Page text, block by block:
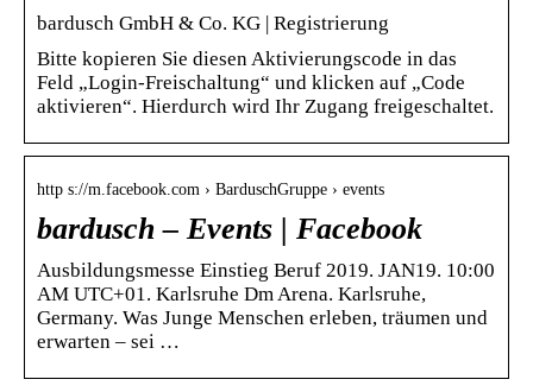
bardusch GmbH & Co. KG | Registrierung
Bitte kopieren Sie diesen Aktivierungscode in das
Feld „Login-Freischaltung“ und klicken auf „Code
aktivieren“. Hierdurch wird Ihr Zugang freigeschaltet.
http s://m.facebook.com › BarduschGruppe › events
bardusch – Events | Facebook
Ausbildungsmesse Einstieg Beruf 2019. JAN19. 10:00
AM UTC+01. Karlsruhe Dm Arena. Karlsruhe,
Germany. Was Junge Menschen erleben, träumen und
erwarten – sei …